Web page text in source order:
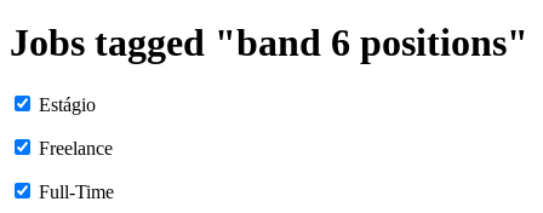
Jobs tagged "band 6 positions"
Estágio
Freelance
Full-Time